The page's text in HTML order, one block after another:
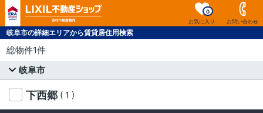
お気に入り
0
お問い合わせ
岐阜市の詳細エリアから賃貸居住用検索
総物件1件
岐阜市
下西郷 ( 1 )